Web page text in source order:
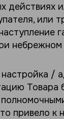
действиях
или
/
Товара
привело к